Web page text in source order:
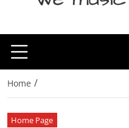
Home /
Home Page